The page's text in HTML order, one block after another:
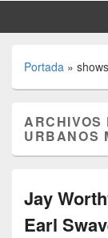
Portada »
URBANOS
Jay
Earl